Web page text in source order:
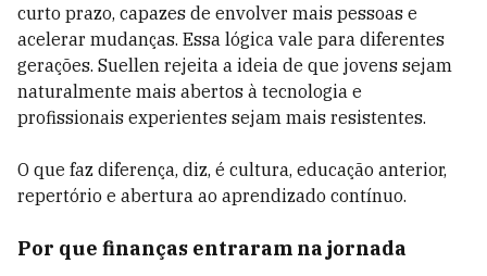
curto prazo, capazes de envolver mais pessoas e
acelerar mudanças. Essa lógica vale para diferentes
gerações. Suellen rejeita a ideia de que jovens sejam
naturalmente mais abertos à tecnologia e
profissionais experientes sejam mais resistentes.
O que faz diferença, diz, é cultura, educação anterior,
repertório e abertura ao aprendizado contínuo.
Por que finanças entraram na jornada